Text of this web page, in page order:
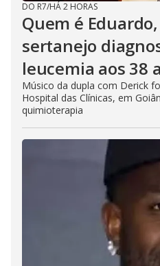
DO R7/HÁ 2 HORAS
Quem é
sertanejo
leucemia aos 38
Músico da dupla com Derick
Hospital das Clínicas, em
quimioterapia